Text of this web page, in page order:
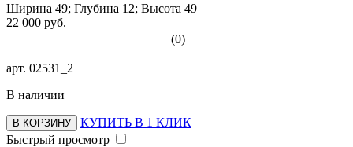
Ширина 49; Глубина 12; Высота 49
22 000 руб.
(0)
арт. 02531_2
В наличии
В КОРЗИНУ
КУПИТЬ В 1 КЛИК
Быстрый просмотр